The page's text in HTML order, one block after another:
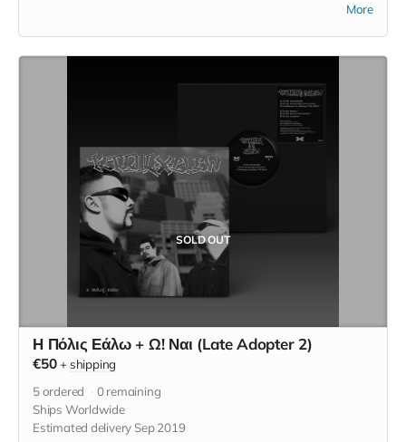
More
SOLD OUT
Η Πόλις Εάλω + Ω! Ναι (Late Adopter 2)
€50 + shipping
5ordered 0remaining
Ships Worldwide
Estimated delivery Sep 2019